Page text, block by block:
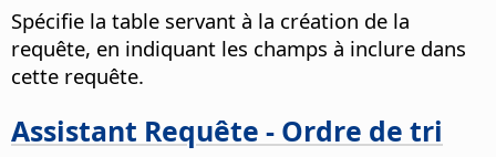
Spécifie la table servant à la création de la
requête, en indiquant les champs à inclure dans
cette requête.
Assistant Requête - Ordre de tri